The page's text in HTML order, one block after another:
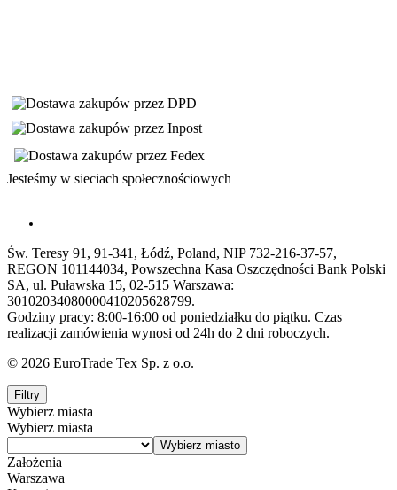
Jesteśmy w sieciach społecznościowych
Św. Teresy 91, 91-341, Łódź, Poland, NIP 732-216-37-57,
REGON 101144034, Powszechna Kasa Oszczędności Bank Polski
SA, ul. Puławska 15, 02-515 Warszawa:
30102034080000410205628799.
Godziny pracy: 8:00-16:00 od poniedziałku do piątku. Czas
realizacji zamówienia wynosi od 24h do 2 dni roboczych.
© 2026 EuroTrade Tex Sp. z o.o.
Filtry
Wybierz miasta
Wybierz miasta
Założenia
Warszawa